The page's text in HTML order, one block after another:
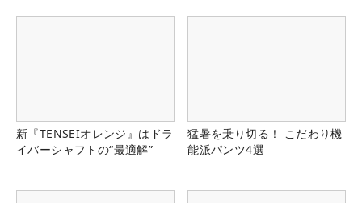
新『TENSEIオレンジ』はドラ
イバーシャフトの“最適解”
猛暑を乗り切る！ こだわり機
能派パンツ4選